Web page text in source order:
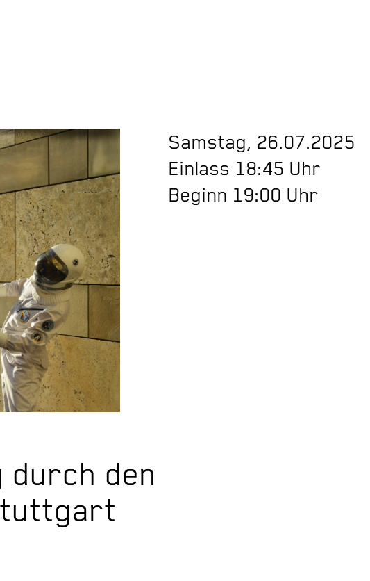
Samstag, 26.07.2025
Einlass 18:45 Uhr
Beginn 19:00 Uhr
durch den